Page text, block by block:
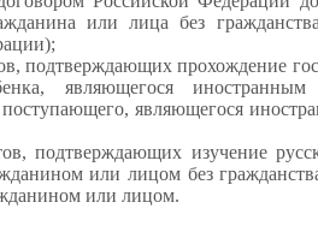
или лица без
подтверждающих прохождение
являющегося
поступающего, являющегося
подтверждающих изучение
или лицом без
или лицом.